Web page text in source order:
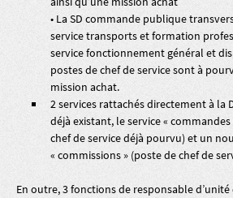
• La SD commande publique
service transports et formation
service fonctionnement général et
postes de chef de service sont à
mission achat.
2 services rattachés directement à la
déjà existant, le service «
chef de service déjà pourvu) et un
« commissions » (poste de chef de
En outre, 3 fonctions de responsable